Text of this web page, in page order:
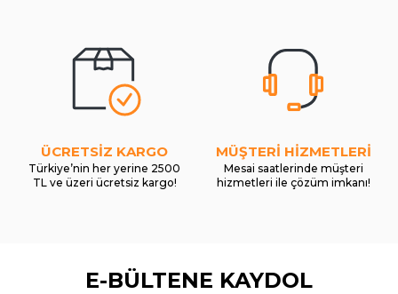
ÜCRETSİZ KARGO
Türkiye’nin her yerine 2500
TL ve üzeri ücretsiz kargo!
MÜŞTERİ HİZMETLERİ
Mesai saatlerinde müşteri
hizmetleri ile çözüm imkanı!
E-BÜLTENE KAYDOL